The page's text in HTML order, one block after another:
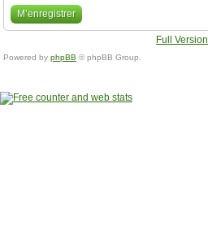
M’enregistrer
Full Version
Powered by phpBB © phpBB Group.